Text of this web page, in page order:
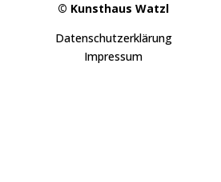
© Kunsthaus Watzl
Datenschutzerklärung
Impressum